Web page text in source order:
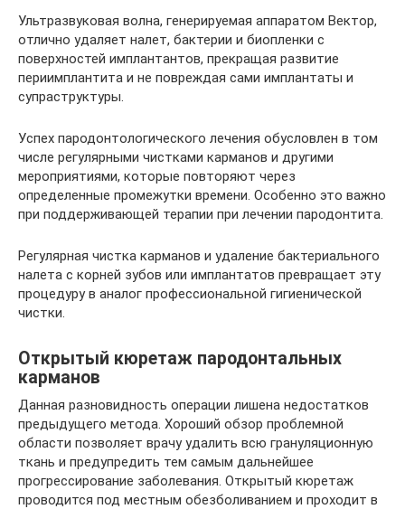
Ультразвуковая волна, генерируемая аппаратом Вектор,
отлично удаляет налет, бактерии и биопленки с
поверхностей имплантантов, прекращая развитие
периимплантита и не повреждая сами имплантаты и
супраструктуры.
Успех пародонтологического лечения обусловлен в том
числе регулярными чистками карманов и другими
мероприятиями, которые повторяют через
определенные промежутки времени. Особенно это важно
при поддерживающей терапии при лечении пародонтита.
Регулярная чистка карманов и удаление бактериального
налета с корней зубов или имплантатов превращает эту
процедуру в аналог профессиональной гигиенической
чистки.
Открытый кюретаж пародонтальных
карманов
Данная разновидность операции лишена недостатков
предыдущего метода. Хороший обзор проблемной
области позволяет врачу удалить всю грануляционную
ткань и предупредить тем самым дальнейшее
прогрессирование заболевания. Открытый кюретаж
проводится под местным обезболиванием и проходит в